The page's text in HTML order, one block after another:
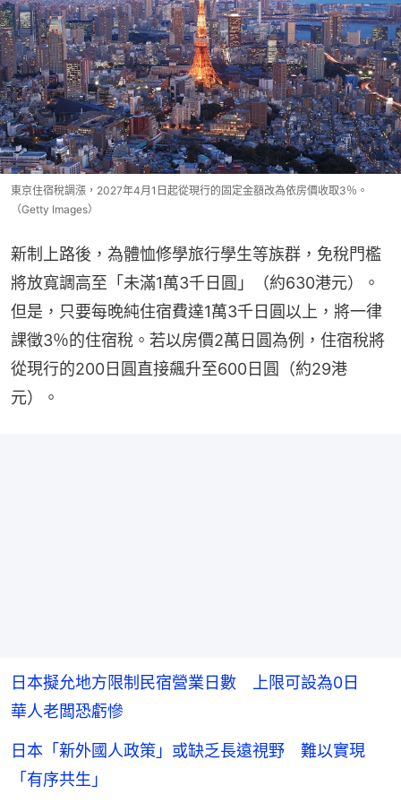
東京住宿稅調漲，2027年4月1日起從現行的固定金額改為依房價收取3％。
（Getty Images）
新制上路後，為體恤修學旅行學生等族群，免稅門檻
將放寬調高至「未滿1萬3千日圓」（約630港元）。
但是，只要每晚純住宿費達1萬3千日圓以上，將一律
課徵3％的住宿稅。若以房價2萬日圓為例，住宿稅將
從現行的200日圓直接飆升至600日圓（約29港
元）。
日本擬允地方限制民宿營業日數 上限可設為0日
華人老闆恐虧慘
日本「新外國人政策」或缺乏長遠視野 難以實現
「有序共生」